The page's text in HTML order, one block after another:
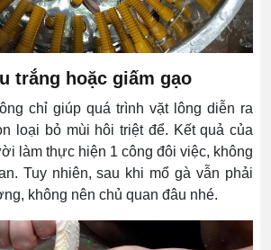
trắng hoặc giấm gạo
chỉ giúp quá trình vặt lông diễn ra
loại bỏ mùi hôi triệt để. Kết quả của
làm thực hiện 1 công đôi việc, không
Tuy nhiên, sau khi mổ gà vẫn phải
không nên chủ quan đâu nhé.